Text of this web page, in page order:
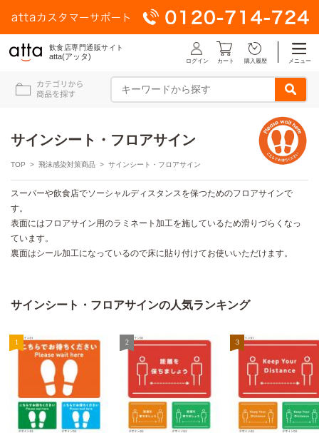
飲食店専門通販サイト
atta(アッタ) ログイン カート 購入履歴 メニュー
サインシート・フロアサイン
TOP > 飛沫感染対策商品 > サインシート・フロアサイン
スーパーや飲食店でソーシャルディスタンスを保つためのフロアサインで
す。
表面にはフロアサイン用のラミネート加工を施しているため滑りづらくなっ
ています。
裏面はシール加工になっているので床に貼り付けてお使いいただけます。
サインシート・フロアサインの人気ランキング